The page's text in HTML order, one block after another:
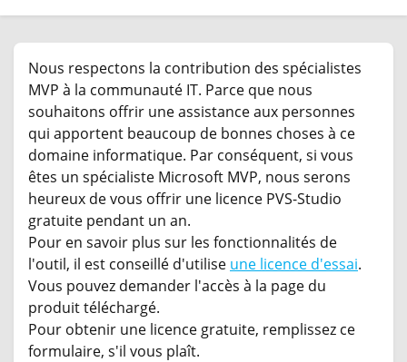
Nous respectons la contribution des spécialistes
MVP à la communauté IT. Parce que nous
souhaitons offrir une assistance aux personnes
qui apportent beaucoup de bonnes choses à ce
domaine informatique. Par conséquent, si vous
êtes un spécialiste Microsoft MVP, nous serons
heureux de vous offrir une licence PVS-Studio
gratuite pendant un an.
Pour en savoir plus sur les fonctionnalités de
l'outil, il est conseillé d'utilise une licence d'essai.
Vous pouvez demander l'accès à la page du
produit téléchargé.
Pour obtenir une licence gratuite, remplissez ce
formulaire, s'il vous plaît.